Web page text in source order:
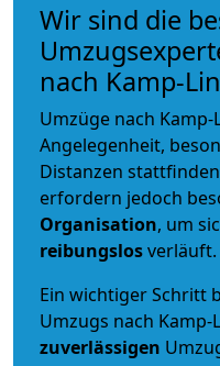
Wir sind die
nach Kamp-
Umzüge nach
Angelegenheit,
Distanzen
erfordern jedoch
Organisation, um
reibungslosverläuft.
Ein wichtiger Schritt
Umzugs nach
zuverlässigen